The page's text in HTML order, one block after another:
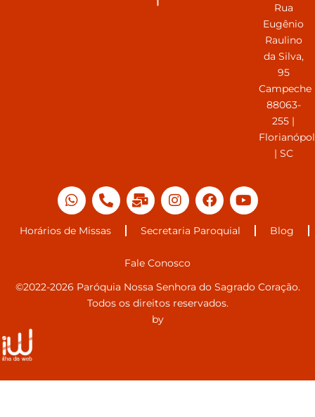
Rua
Eugênio
Raulino
da Silva,
95
Campeche
88063-
255 |
| SC
Horários de Missas Secretaria Paroquial Blog
Fale Conosco
©2022-2026 Paróquia Nossa Senhora do Sagrado Coração.
Todos os direitos reservados.
by